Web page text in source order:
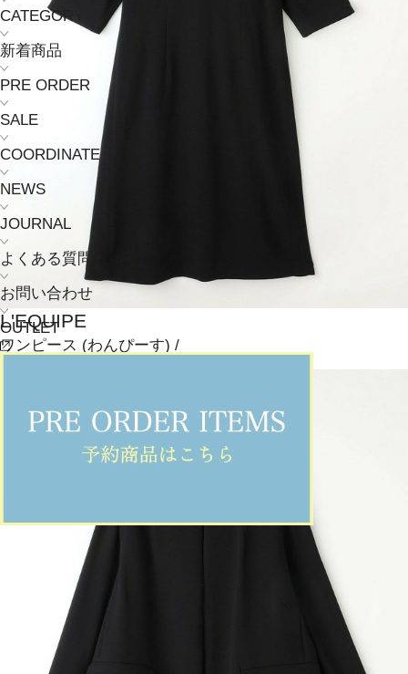
CATEGORY
新着商品
PRE ORDER
SALE
COORDINATE
NEWS
JOURNAL
よくある質問
お問い合わせ
OUTLET
L'EQUIPE
ワンピース (わんぴーす) /